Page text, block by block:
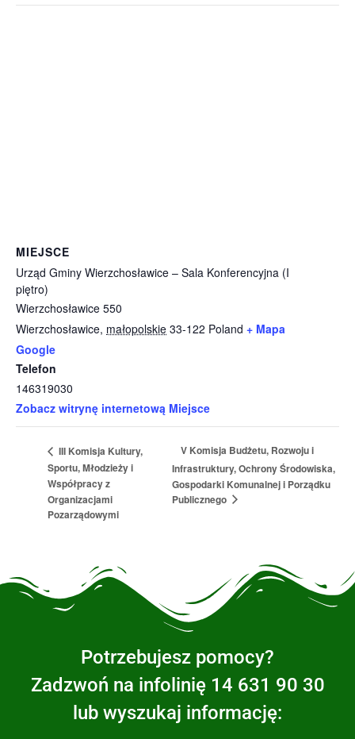
MIEJSCE
Urząd Gminy Wierzchosławice – Sala Konferencyjna (I
piętro)
Wierzchosławice 550
Wierzchosławice, małopolskie 33-122 Poland + Mapa
Google
Telefon
146319030
Zobacz witrynę internetową Miejsce
III Komisja Kultury,
Sportu, Młodzieży i
Współpracy z
Organizacjami
Pozarządowymi
V Komisja Budżetu, Rozwoju i
Infrastruktury, Ochrony Środowiska,
Gospodarki Komunalnej i Porządku
Publicznego
Potrzebujesz pomocy?
Zadzwoń na infolinię 14 631 90 30
lub wyszukaj informację: